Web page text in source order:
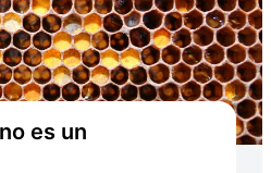
es un